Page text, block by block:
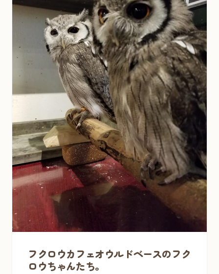
フクロウカフェオウルドベースのフク
ロウちゃんたち。